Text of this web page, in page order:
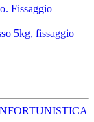
Fissaggio
5kg, fissaggio